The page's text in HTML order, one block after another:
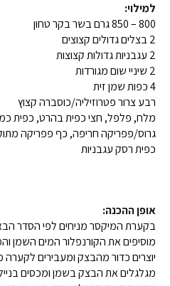
למילוי:
800 – 850 גרם בשר בקר טחון
2 בצלים גדולים קצוצים
2 עגבניות גדולות קצוצות
2 שיניי שום מגורדות
4 כפות שמן זית
רבע צרור פטרוזיליה/כוסברה קצוץ
מלח, פלפל, חצי כפית בהרט, כפית
גרוס/פפריקה חריפה, כף פפריקה
כפית רסק עגבניות
אופן ההכנה:
בקערת המיקסר מניחים לפי הסדר
מוסיפים את הקורנפלור המים השמן
יוצרים כדור מהבצק ומעבירים
מגלגלים את הבצק בשמן ומכסים